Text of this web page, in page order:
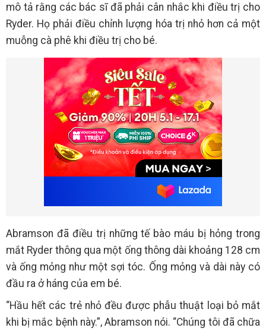
mô tả rằng các bác sĩ đã phải cân nhắc khi điều trị cho
Ryder. Họ phải điều chỉnh lượng hóa trị nhỏ hơn cả một
muỗng cà phê khi điều trị cho bé.
Abramson đã điều trị những tế bào máu bị hỏng trong
mắt Ryder thông qua một ống thông dài khoảng 128 cm
và ống mỏng như một sợi tóc. Ống mỏng và dài này có
đầu ra ở háng của em bé.
“Hầu hết các trẻ nhỏ đều được phẫu thuật loại bỏ mắt
khi bị mắc bệnh này.”, Abramson nói. “Chúng tôi đã chữa